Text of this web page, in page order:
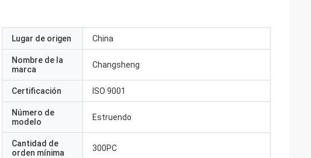
Lugar de origen China
Nombre de la
marca
Changsheng
Certificación ISO 9001
Número de
modelo
Estruendo
Cantidad de
orden mínima
300PC